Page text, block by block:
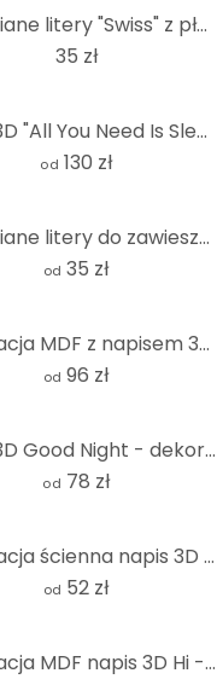
Drewniane litery "Swiss" z płyty MDF, wysokość liter 10 cm
35 zł
napis 3D "All You Need Is Sleep" - Dekoracja drewniana z płyty MDF do stylowej sypialni
od 130 zł
Drewniane litery do zawieszenia - szwajcarskie
od 35 zł
Dekoracja MDF z napisem 3D Sweet Dreams
od 96 zł
napis 3D Good Night - dekoracja MDF
od 78 zł
Dekoracja ścienna napis 3D - lepiej razem - MDF natura
od 52 zł
Dekoracja MDF napis 3D Hi - nature